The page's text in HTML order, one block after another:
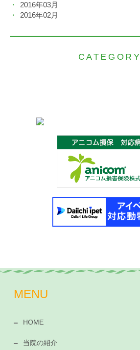
2016年03月
2016年02月
CATEGORY
MENU
HOME
当院の紹介